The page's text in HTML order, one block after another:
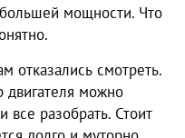
мощности. Что
отказались смотреть.
двигателя можно
все разобрать. Стоит